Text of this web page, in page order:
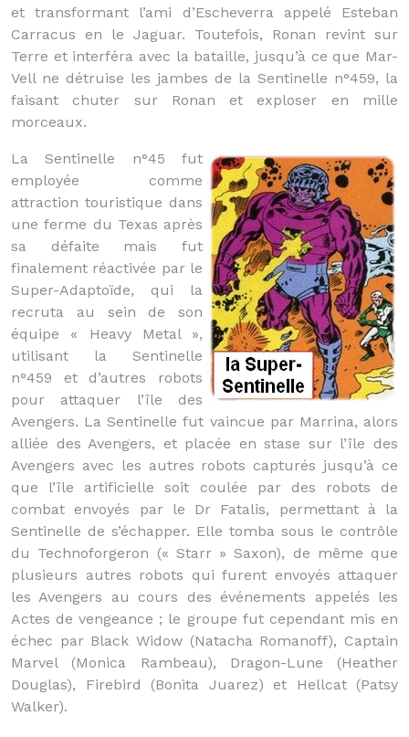
et transformant l’ami d’Escheverra appelé Esteban
Carracus en le Jaguar. Toutefois, Ronan revint sur
Terre et interféra avec la bataille, jusqu’à ce que Mar-
Vell ne détruise les jambes de la Sentinelle n°459, la
faisant chuter sur Ronan et exploser en mille
morceaux.
La Sentinelle n°45 fut
employée comme
attraction touristique dans
une ferme du Texas après
sa défaite mais fut
finalement réactivée par le
Super-Adaptoïde, qui la
recruta au sein de son
équipe « Heavy Metal »,
utilisant la Sentinelle
n°459 et d’autres robots
pour attaquer l’île des
Avengers. La Sentinelle fut vaincue par Marrina, alors
alliée des Avengers, et placée en stase sur l’île des
Avengers avec les autres robots capturés jusqu’à ce
que l’île artificielle soit coulée par des robots de
combat envoyés par le Dr Fatalis, permettant à la
Sentinelle de s’échapper. Elle tomba sous le contrôle
du Technoforgeron (« Starr » Saxon), de même que
plusieurs autres robots qui furent envoyés attaquer
les Avengers au cours des événements appelés les
Actes de vengeance ; le groupe fut cependant mis en
échec par Black Widow (Natacha Romanoff), Captain
Marvel (Monica Rambeau), Dragon-Lune (Heather
Douglas), Firebird (Bonita Juarez) et Hellcat (Patsy
Walker).